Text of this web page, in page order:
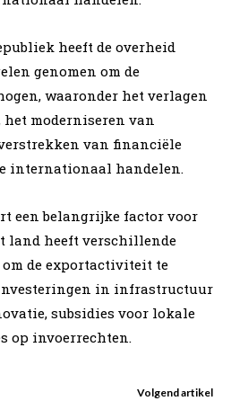
heeft de overheid
genomen om de
waaronder het verlagen
moderniseren van
van financiële
internationaal handelen.
een belangrijke factor voor
land heeft verschillende
de exportactiviteit te
in infrastructuur
subsidies voor lokale
op invoerrechten.
Volgend artikel